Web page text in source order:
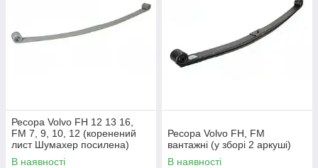
Ресора Volvo FH 12 13 16,
FM 7, 9, 10, 12 (коренений
лист Шумахер посилена)
вантажні
В наявності
Ресора Volvo FH, FM
вантажні (у зборі 2 аркуші)
В наявності